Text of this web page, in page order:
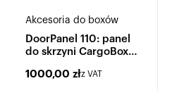
Akcesoria do boxów
DoorPanel 110: panel
do skrzyni CargoBox
1000,00 złz VAT